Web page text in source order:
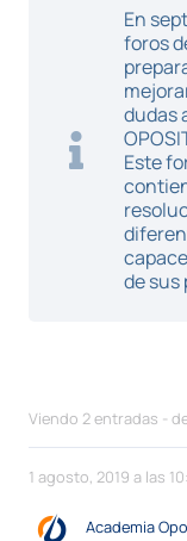
En
foros
dudas
Este
de sus
Viendo 2 entradas -
1 agosto, 2019 a las
Academia